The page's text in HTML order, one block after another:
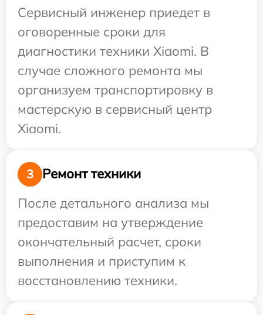
Сервисный инженер приедет в
оговоренные сроки для
диагностики техники Xiaomi. В
случае сложного ремонта мы
организуем транспортировку в
мастерскую в сервисный центр
Xiaomi.
3
Ремонт техники
После детального анализа мы
предоставим на утверждение
окончательный расчет, сроки
выполнения и приступим к
восстановлению техники.